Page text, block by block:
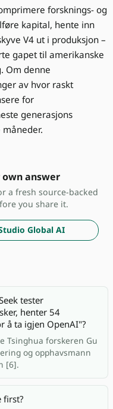
forsknings- og
kapital, hente inn
V4 ut i produksjon –
gapet til amerikanske
Om denne
av hvor raskt
for
generasjons
answer
a fresh source-backed
you share it.
Global AI
tester
henter 54
å ta igjen OpenAI"?
Tsinghua forskeren Gu
og opphavsmann
[6].
first?